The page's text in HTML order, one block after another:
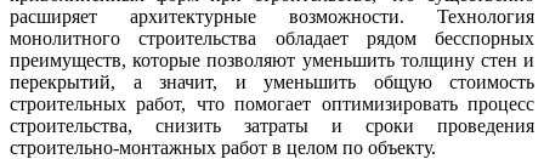
расширяет архитектурные возможности. Технология
монолитного строительства обладает рядом бесспорных
преимуществ, которые позволяют уменьшить толщину стен и
перекрытий, а значит, и уменьшить общую стоимость
строительных работ, что помогает оптимизировать процесс
строительства, снизить затраты и сроки проведения
строительно-монтажных работ в целом по объекту.